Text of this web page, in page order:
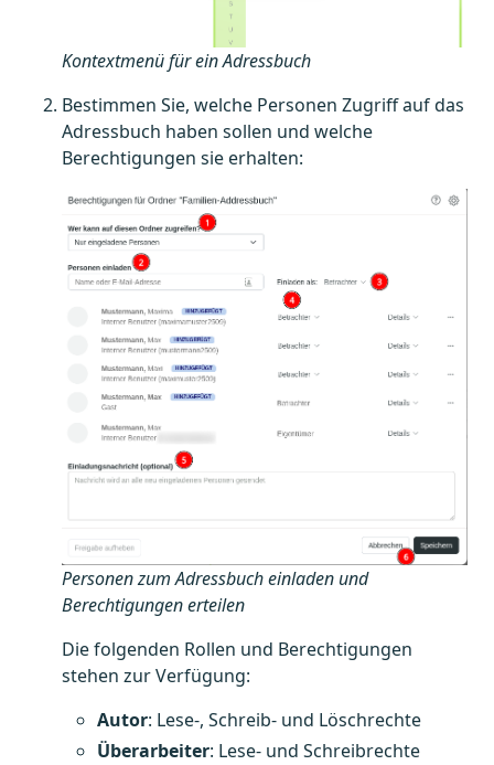
Kontextmenü für ein Adressbuch
Bestimmen Sie, welche Personen Zugriff auf das
Adressbuch haben sollen und welche
Berechtigungen sie erhalten:
Personen zum Adressbuch einladen und
Berechtigungen erteilen
Die folgenden Rollen und Berechtigungen
stehen zur Verfügung:
Autor: Lese-, Schreib- und Löschrechte
Überarbeiter: Lese- und Schreibrechte